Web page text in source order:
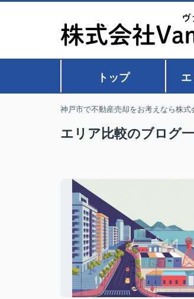
トップ
神戸市で不動産売却をお考えなら株式
エリア比較のブログ